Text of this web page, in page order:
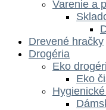
Varenie a
Drevené hračky
Drogéria
Eko
Eko